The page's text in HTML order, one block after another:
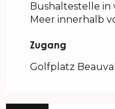
Bushaltestelle in
Meer innerhalb
Zugang
Zugang
Golfplatz